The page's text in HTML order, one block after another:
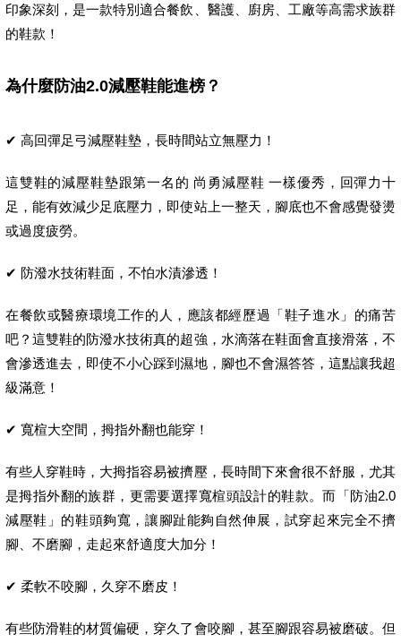
印象深刻，是一款特別適合餐飲、醫護、廚房、工廠等高需求族群
的鞋款！
為什麼防油2.0減壓鞋能進榜？
✔ 高回彈足弓減壓鞋墊，長時間站立無壓力！
這雙鞋的減壓鞋墊跟第一名的 尚勇減壓鞋 一樣優秀，回彈力十
足，能有效減少足底壓力，即使站上一整天，腳底也不會感覺發燙
或過度疲勞。
✔ 防潑水技術鞋面，不怕水漬滲透！
在餐飲或醫療環境工作的人，應該都經歷過「鞋子進水」的痛苦
吧？這雙鞋的防潑水技術真的超強，水滴落在鞋面會直接滑落，不
會滲透進去，即使不小心踩到濕地，腳也不會濕答答，這點讓我超
級滿意！
✔ 寬楦大空間，拇指外翻也能穿！
有些人穿鞋時，大拇指容易被擠壓，長時間下來會很不舒服，尤其
是拇指外翻的族群，更需要選擇寬楦頭設計的鞋款。而「防油2.0
減壓鞋」的鞋頭夠寬，讓腳趾能夠自然伸展，試穿起來完全不擠
腳、不磨腳，走起來舒適度大加分！
✔ 柔軟不咬腳，久穿不磨皮！
有些防滑鞋的材質偏硬，穿久了會咬腳，甚至腳跟容易被磨破。但